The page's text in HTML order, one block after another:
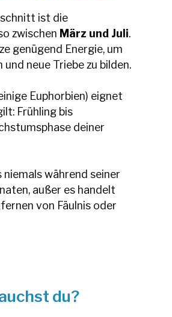
ist die
zwischen März und Juli.
genügend Energie, um
neue Triebe zu bilden.
Euphorbien) eignet
Frühling bis
deiner
während seiner
außer es handelt
von Fäulnis oder
du?